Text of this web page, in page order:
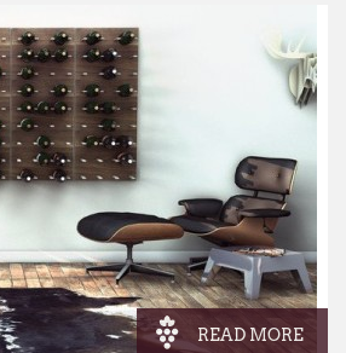
READ MORE